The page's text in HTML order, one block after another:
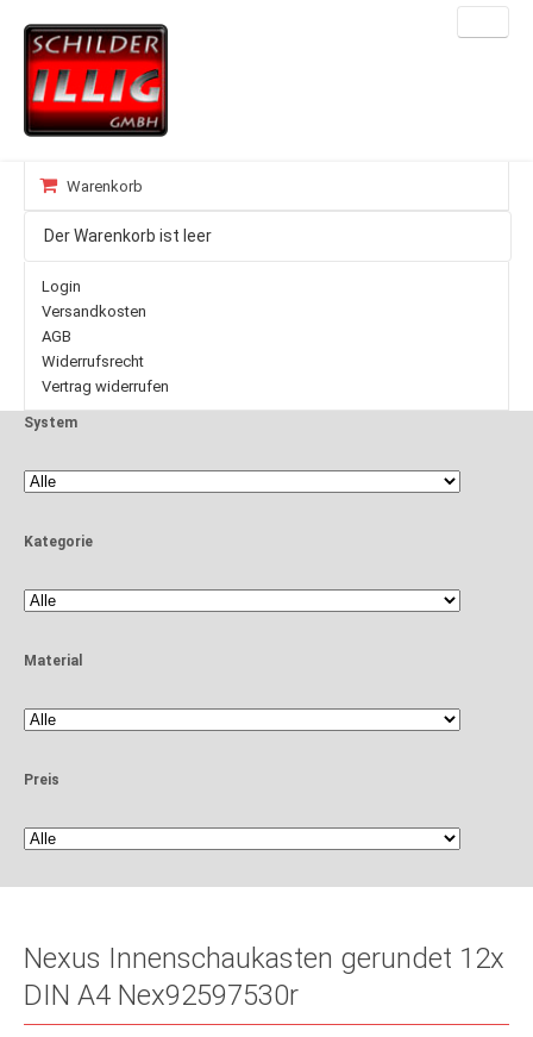
Home
Über uns
Leistungen
Kontakt
Impressum
Datenschutz
Shop
Warenkorb
Der Warenkorb ist leer
Login
Versandkosten
AGB
Widerrufsrecht
Vertrag widerrufen
System
Kategorie
Material
Preis
Nexus Innenschaukasten gerundet 12x
DIN A4 Nex92597530r